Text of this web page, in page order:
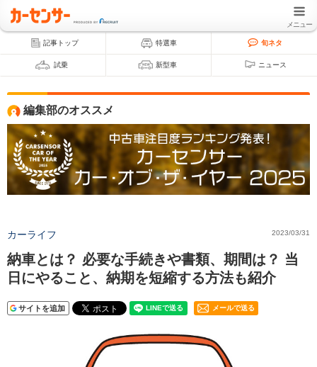
メニュー
記事トップ 特選車 旬ネタ
試乗 新型車 ニュース
編集部のオススメ
カーライフ 2023/03/31
納車とは？ 必要な手続きや書類、期間は？ 当
日にやること、納期を短縮する方法も紹介
サイトを追加 メールで送る